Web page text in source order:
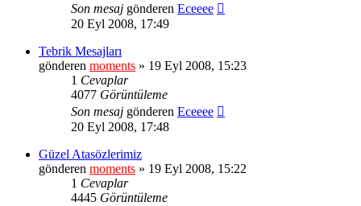
Son mesaj gönderen Eceeee
20 Eyl 2008, 17:49
Tebrik Mesajları
gönderen moments » 19 Eyl 2008, 15:23
1 Cevaplar
4077 Görüntüleme
Son mesaj gönderen Eceeee
20 Eyl 2008, 17:48
Güzel Atasözlerimiz
gönderen moments » 19 Eyl 2008, 15:22
1 Cevaplar
4445 Görüntüleme